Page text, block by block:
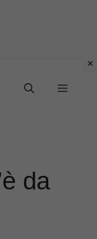
Menu
da